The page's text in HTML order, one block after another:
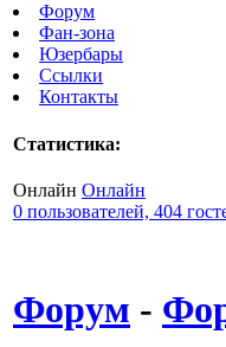
Форум
Фан-зона
Юзербары
Ссылки
Контакты
Статистика:
Онлайн Онлайн
0 пользователей, 404
Форум -